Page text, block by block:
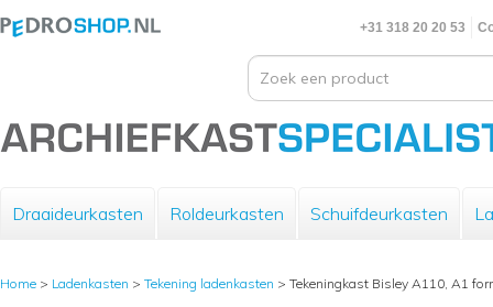
+31 318 20 20 53
Draaideurkasten Roldeurkasten Schuifdeurkasten
Home > Ladenkasten > Tekening ladenkasten > Tekeningkast Bisley A110, A1